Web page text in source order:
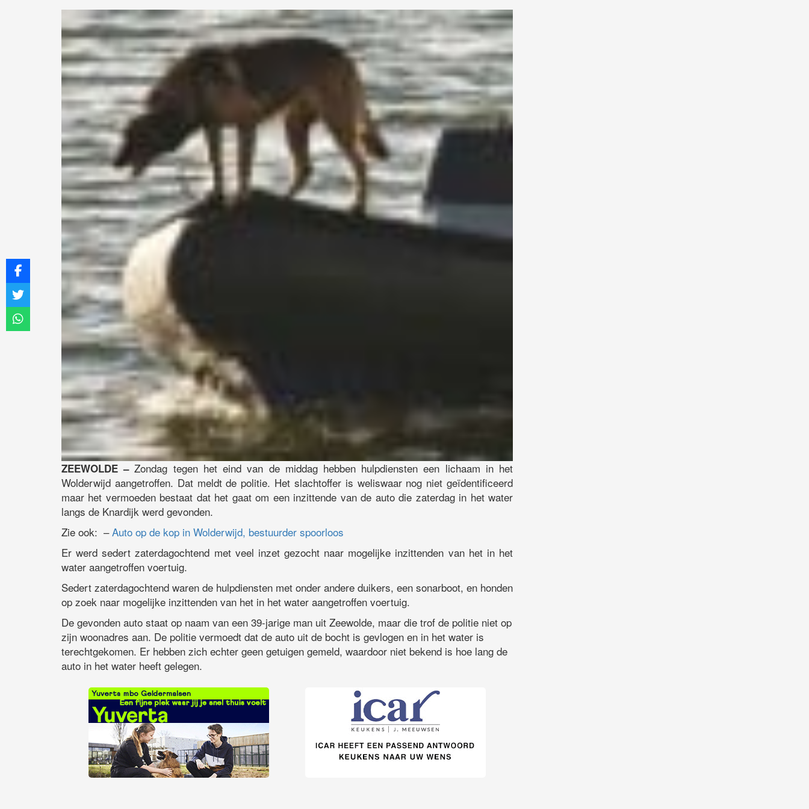
ZEEWOLDE –Zondag tegen het eind van de middag hebben hulpdiensten een lichaam in het
Wolderwijd aangetroffen. Dat meldt de politie. Het slachtoffer is weliswaar nog niet geïdentificeerd
maar het vermoeden bestaat dat het gaat om een inzittende van de auto die zaterdag in het water
langs de Knardijk werd gevonden.
Zie ook: –Auto op de kop in Wolderwijd, bestuurder spoorloos
Er werd sedert zaterdagochtend met veel inzet gezocht naar mogelijke inzittenden van het in het
water aangetroffen voertuig.
Sedert zaterdagochtend waren de hulpdiensten met onder andere duikers, een sonarboot, en honden
op zoek naar mogelijke inzittenden van het in het water aangetroffen voertuig.
De gevonden auto staat op naam van een 39-jarige man uit Zeewolde, maar die trof de politie niet op
zijn woonadres aan. De politie vermoedt dat de auto uit de bocht is gevlogen en in het water is
terechtgekomen. Er hebben zich echter geen getuigen gemeld, waardoor niet bekend is hoe lang de
auto in het water heeft gelegen.